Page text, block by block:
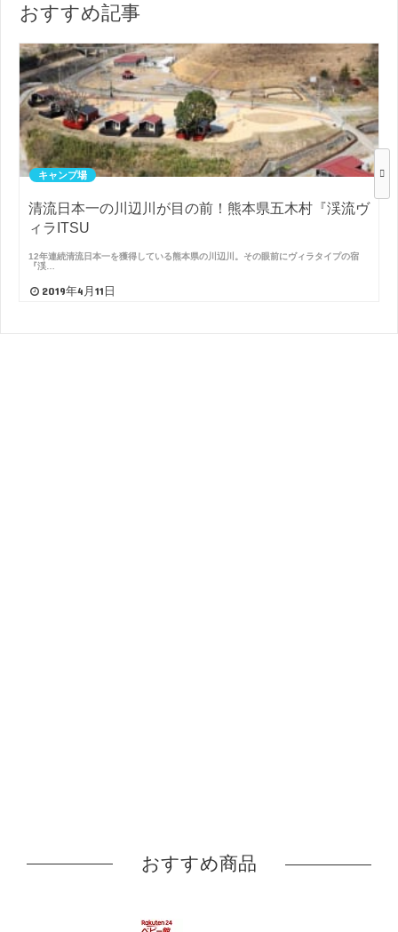
おすすめ記事
キャンプ場
清流日本一の川辺川が目の前！熊本県五木村『渓流ヴ
ィラITSU
12年連続清流日本一を獲得している熊本県の川辺川。その眼前にヴィラタイプの宿
『渓…
2019年4月11日
おすすめ商品